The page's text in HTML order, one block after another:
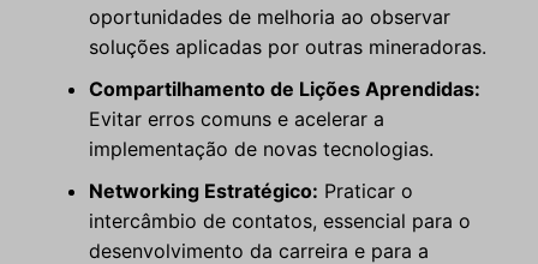
oportunidades de melhoria ao observar
soluções aplicadas por outras mineradoras.
Compartilhamento de Lições Aprendidas:
Evitar erros comuns e acelerar a
implementação de novas tecnologias.
Networking Estratégico: Praticar o
intercâmbio de contatos, essencial para o
desenvolvimento da carreira e para a